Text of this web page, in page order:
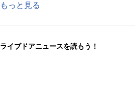
もっと見る
ライブドアニュースを読もう！